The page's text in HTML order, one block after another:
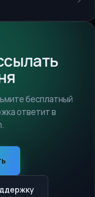
бесплатный
ответит в